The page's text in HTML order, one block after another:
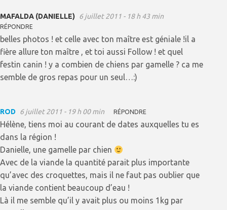
MAFALDA (DANIELLE) 6 juillet 2011 - 18 h 43 min
RÉPONDRE
belles photos ! et celle avec ton maître est géniale !il a
fière allure ton maître , et toi aussi Follow ! et quel
festin canin ! y a combien de chiens par gamelle ? ca me
semble de gros repas pour un seul…:)
ROD 6 juillet 2011 - 19 h 00 min RÉPONDRE
Hélène, tiens moi au courant de dates auxquelles tu es
dans la région !
Danielle, une gamelle par chien
Avec de la viande la quantité parait plus importante
qu’avec des croquettes, mais il ne faut pas oublier que
la viande contient beaucoup d’eau !
Là il me semble qu’il y avait plus ou moins 1kg par